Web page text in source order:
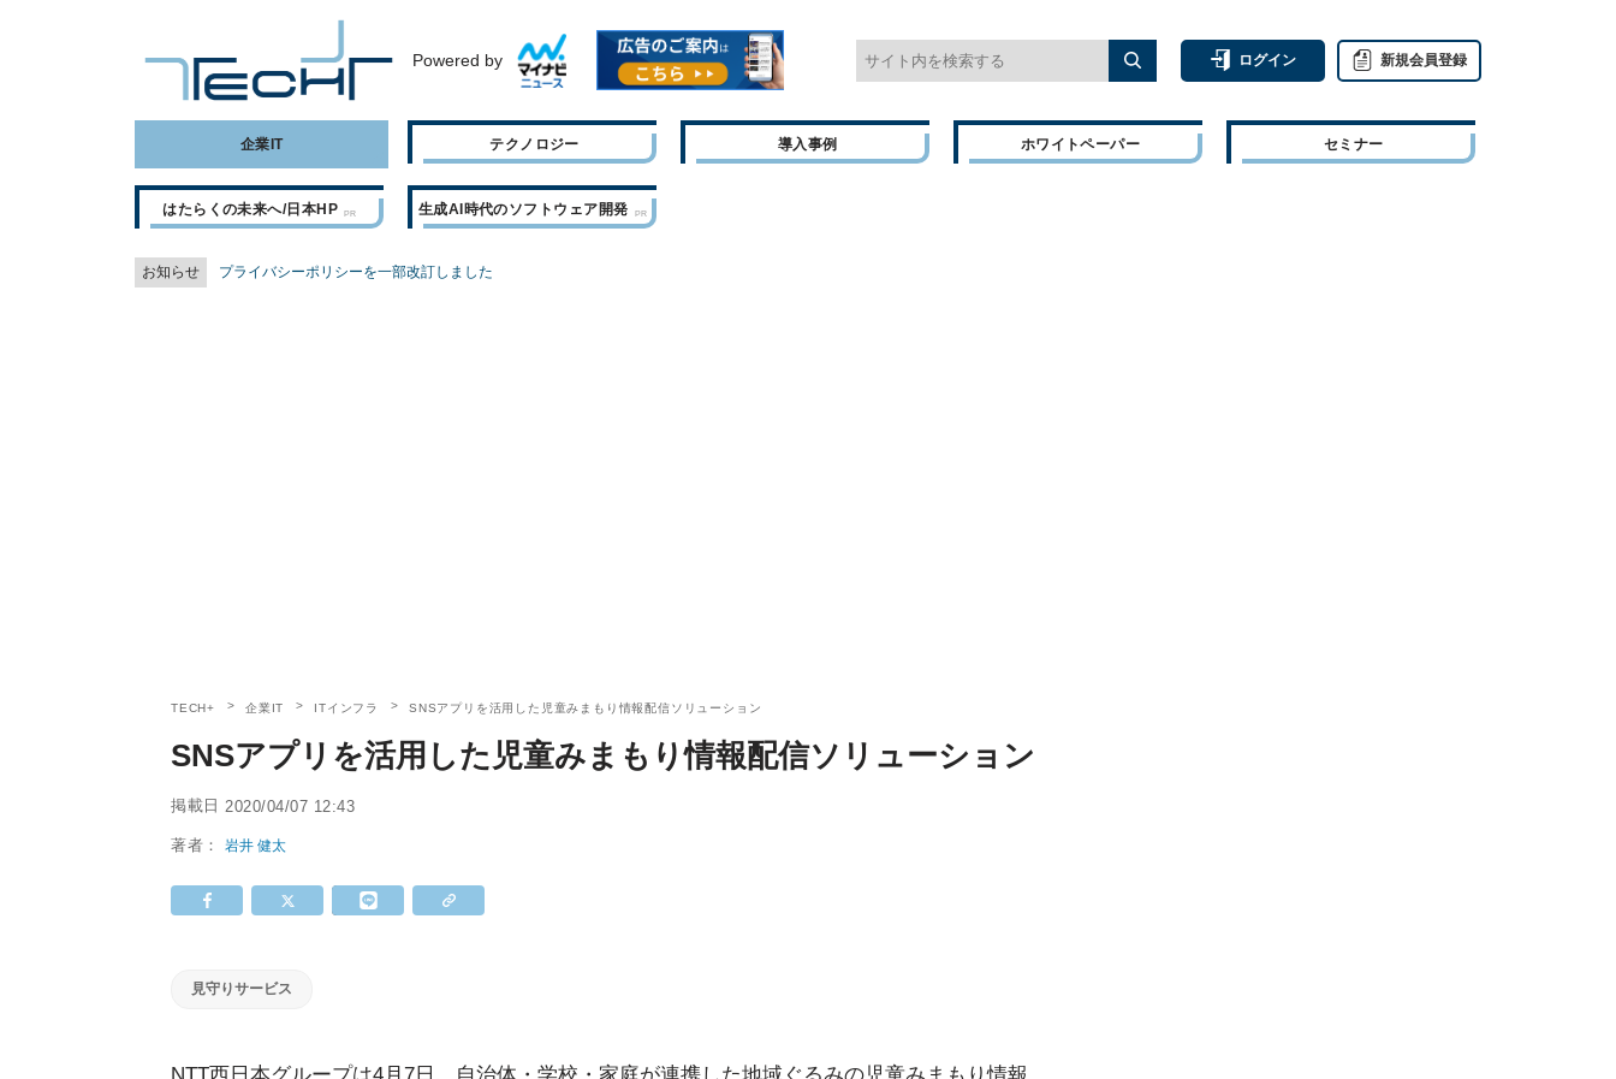
Powered by ログイン 新規会員登録
企業IT テクノロジー 導入事例 ホワイトペーパー セミナー
はたらくの未来へ/日本HP 生成AI時代のソフトウェア開発
お知らせ プライバシーポリシーを一部改訂しました
TECH+ 企業IT ITインフラ SNSアプリを活用した児童みまもり情報配信ソリューション
SNSアプリを活用した児童みまもり情報配信ソリューション
掲載日 2020/04/07 12:43
著者：岩井 健太
見守りサービス